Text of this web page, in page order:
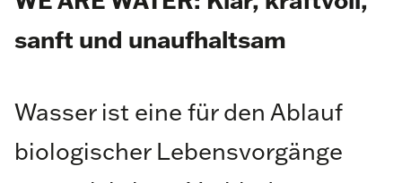
sanft und unaufhaltsam
Wasser ist eine für den Ablauf
biologischer Lebensvorgänge